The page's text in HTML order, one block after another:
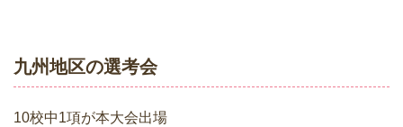
九州地区の選考会
10校中1項が本大会出場